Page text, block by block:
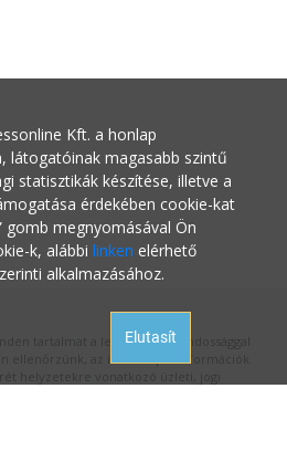
tartalmat a legnagyobb gondossággal
ellenőrzünk, az itt szereplő információk
Kft. a honlap
látogatóinak magasabb szintű
statisztikák készítése, illetve a
érdekében cookie-kat
gomb megnyomásával Ön
k, alábbi linken elérhető
alkalmazásához.
Elutasít